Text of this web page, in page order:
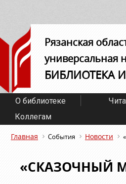
Рязанская
универсальная
БИБЛИОТЕКА
О библиотеке
Коллегам
Главная События Новости
«СКАЗОЧНЫЙ